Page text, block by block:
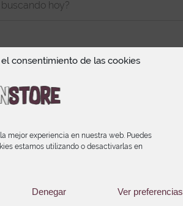
consentimiento de las cookies
mejor experiencia en nuestra web. Puedes
estamos utilizando o desactivarlas en
Denegar Ver preferencias
Condiciones de Compra
Política de Cookies